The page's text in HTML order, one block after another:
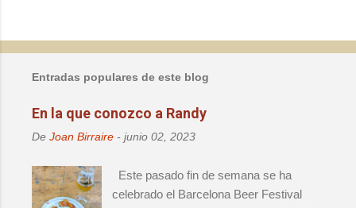
c
a
r
n
c
o
Entradas populares de este blog
En la que conozco a Randy
De Joan Birraire - junio 02, 2023
Este pasado fin de semana se ha
celebrado el Barcelona Beer Festival